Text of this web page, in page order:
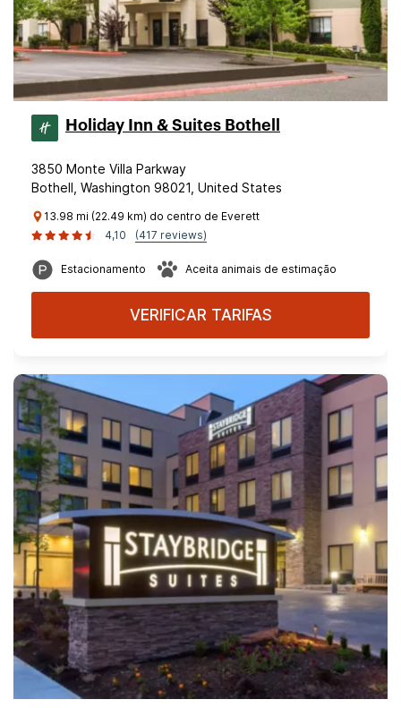
Holiday Inn & Suites Bothell
3850 Monte Villa Parkway
Bothell, Washington 98021, United States
13.98 mi (22.49 km) do centro de Everett
4,10
(417 reviews)
Estacionamento Aceita animais de estimação
VERIFICAR TARIFAS